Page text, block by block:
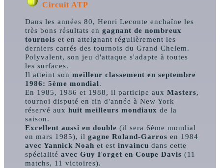
Circuit ATP
Dans les années 80, Henri Leconte enchaîne les
très bons résultats engagnant de nombreux
tournois et en atteignant régulièrement les
derniers carrés des tournois du Grand Chelem.
Polyvalent, son jeu d'attaque s'adapte à toutes
les surfaces.
Il atteint sonmeilleur classement en septembre
1986: 5ème mondial.
En 1985, 1986 et 1988, il participe auxMasters,
tournoi disputé en fin d'année à New York
réservé auxhuit meilleurs mondiaux de la
saison.
Excellent aussi en double (il sera 6ème mondial
en mars 1985), ilgagne Roland-Garros en 1984
avec Yannick Noah et estinvaincu dans cette
spécialitéavec Guy Forget en Coupe Davis (11
matchs, 11 victoires).